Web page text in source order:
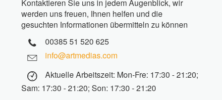
Kontaktieren Sie uns in jedem Augenblick, wir
werden uns freuen, Ihnen helfen und die
gesuchten Informationen übermitteln zu können
00385 51 520 625
info@artmedias.com
Aktuelle Arbeitszeit: Mon-Fre: 17:30 - 21:20;
Sam: 17:30 - 21:20; Son: 17:30 - 21:20